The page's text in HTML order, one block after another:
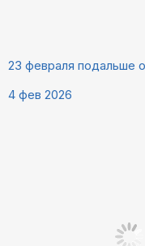
23 февраля подальше
4 фев 2026